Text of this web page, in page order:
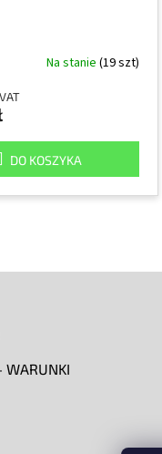
Na stanie (19 szt)
DO KOSZYKA
WARUNKI